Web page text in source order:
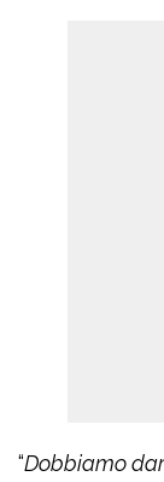
“Dobbiamo